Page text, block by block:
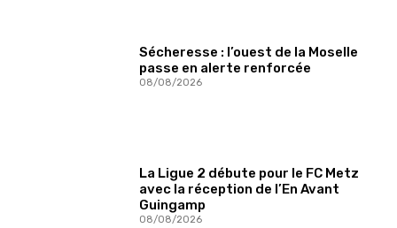
Sécheresse : l’ouest de la Moselle
passe en alerte renforcée
08/08/2026
La Ligue 2 débute pour le FC Metz
avec la réception de l’En Avant
Guingamp
08/08/2026